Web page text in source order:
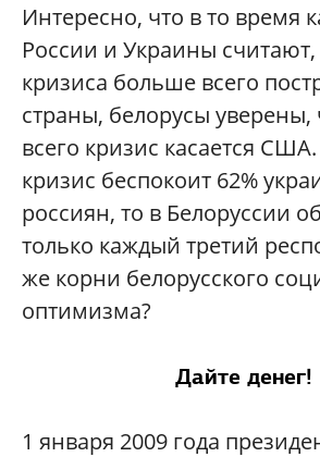
Интересно, что в то время
России и Украины считают,
кризиса больше всего
страны, белорусы уверены,
всего кризис касается
кризис беспокоит 62%
россиян, то в Белоруссии
только каждый третий
же корни белорусского
оптимизма?
Дайте денег!
1 января 2009 года